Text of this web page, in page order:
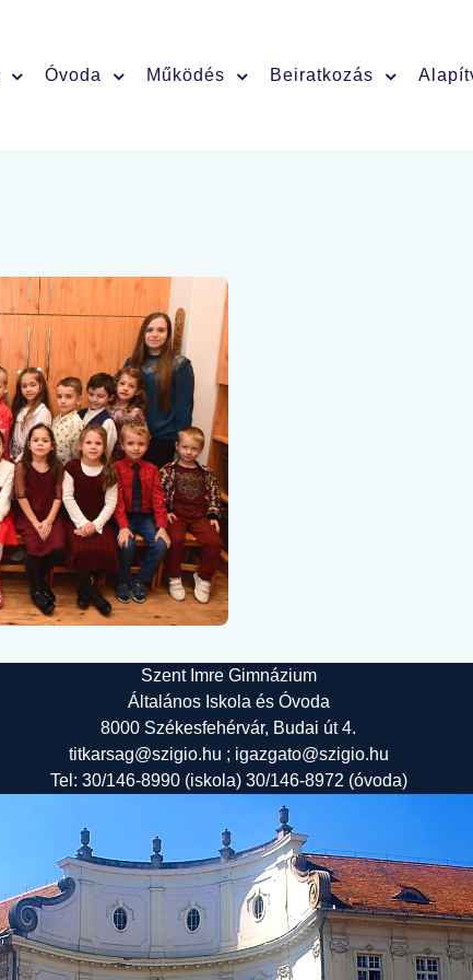
Óvoda Működés Beiratkozás
Szent Imre Gimnázium
Általános Iskola és Óvoda
8000 Székesfehérvár, Budai út 4.
titkarsag@szigio.hu ; igazgato@szigio.hu
Tel: 30/146-8990 (iskola) 30/146-8972 (óvoda)